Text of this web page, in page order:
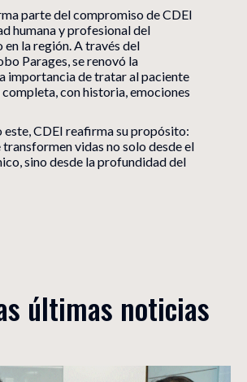
parte del compromiso de CDEI
humana y profesional del
la región. A través del
Parages, se renovó la
importancia de tratar al paciente
con historia, emociones
este, CDEI reafirma su propósito:
vidas no solo desde el
sino desde la profundidad del
últimas noticias